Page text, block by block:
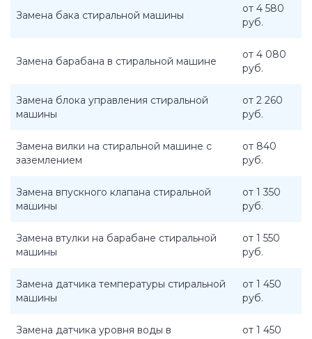
Замена бака стиральной машины
от 4 580
руб.
Замена барабана в стиральной машине
от 4 080
руб.
Замена блока управления стиральной
машины
от 2 260
руб.
Замена вилки на стиральной машине с
заземлением
от 840
руб.
Замена впускного клапана стиральной
машины
от 1 350
руб.
Замена втулки на барабане стиральной
машины
от 1 550
руб.
Замена датчика температуры стиральной
машины
от 1 450
руб.
Замена датчика уровня воды в
от 1 450